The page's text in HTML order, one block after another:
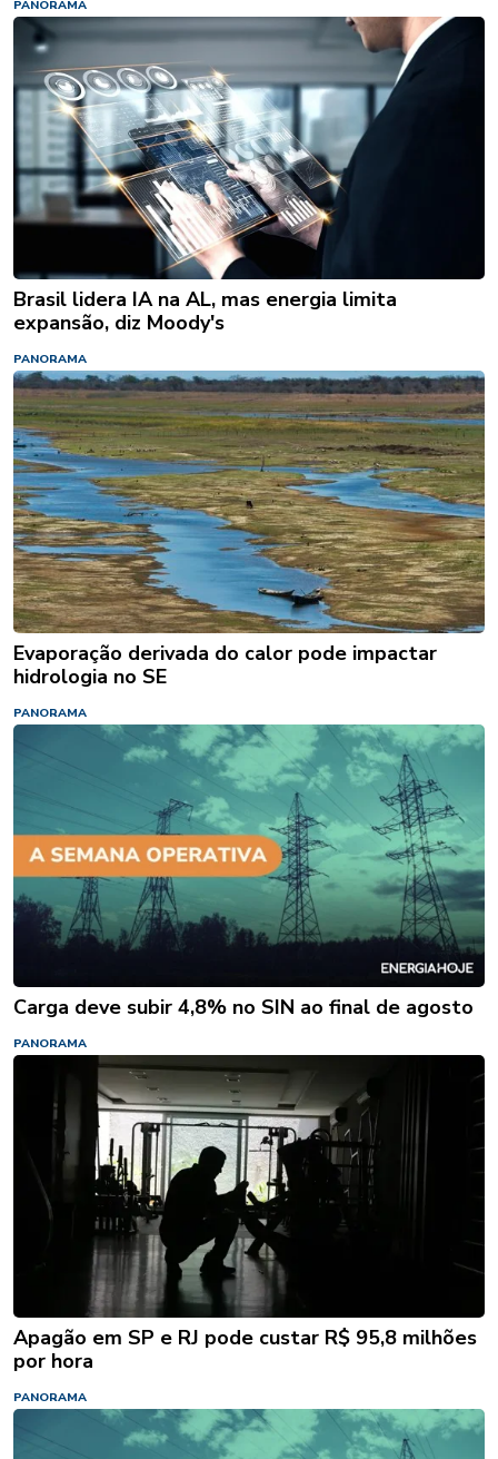
PANORAMA
Brasil lidera IA na AL, mas energia limita
expansão, diz Moody's
PANORAMA
Evaporação derivada do calor pode impactar
hidrologia no SE
PANORAMA
Carga deve subir 4,8% no SIN ao final de agosto
PANORAMA
Apagão em SP e RJ pode custar R$ 95,8 milhões
por hora
PANORAMA